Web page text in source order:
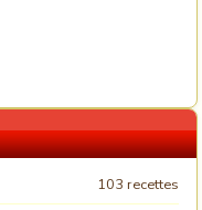
103 recettes